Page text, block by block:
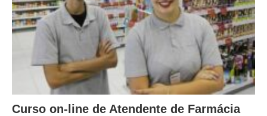
Curso on-line de Atendente de Farmácia